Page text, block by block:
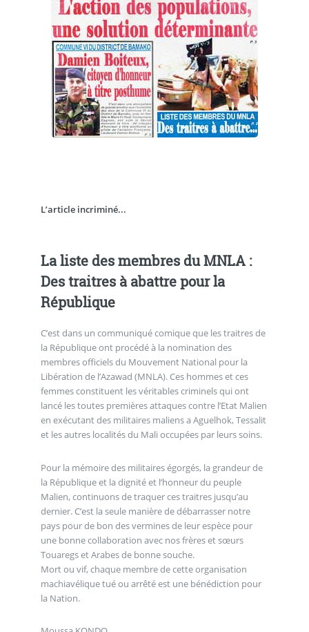
L’article incriminé...
La liste des membres du MNLA :
Des traitres à abattre pour la
République
C’est dans un communiqué comique que les traitres de
la République ont procédé à la nomination des
membres officiels du Mouvement National pour la
Libération de l’Azawad (MNLA). Ces hommes et ces
femmes constituent les véritables criminels qui ont
lancé les toutes premières attaques contre l’Etat Malien
en exécutant des militaires maliens a Aguelhok, Tessalit
et les autres localités du Mali occupées par leurs soins.
Pour la mémoire des militaires égorgés, la grandeur de
la République et la dignité et l’honneur du peuple
Malien, continuons de traquer ces traitres jusqu’au
dernier. C’est la seule manière de débarrasser notre
pays pour de bon des vermines de leur espèce pour
une bonne collaboration avec nos frères et sœurs
Touaregs et Arabes de bonne souche.
Mort ou vif, chaque membre de cette organisation
machiavélique tué ou arrêté est une bénédiction pour
la Nation.